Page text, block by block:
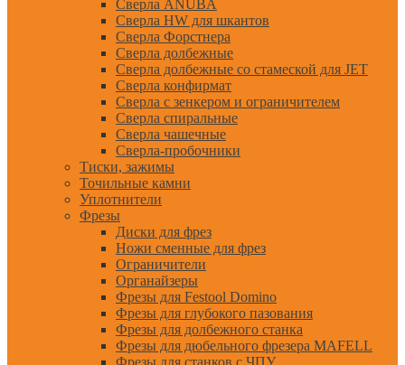
Сверла ANUBA
Сверла HW для шкантов
Сверла Форстнера
Сверла долбежные
Сверла долбежные со стамеской для JET
Сверла конфирмат
Сверла с зенкером и ограничителем
Сверла спиральные
Сверла чашечные
Сверла-пробочники
Тиски, зажимы
Точильные камни
Уплотнители
Фрезы
Диски для фрез
Ножи сменные для фрез
Ограничители
Органайзеры
Фрезы для Festool Domino
Фрезы для глубокого пазования
Фрезы для долбежного станка
Фрезы для дюбельного фрезера MAFELL
Фрезы для станков с ЧПУ